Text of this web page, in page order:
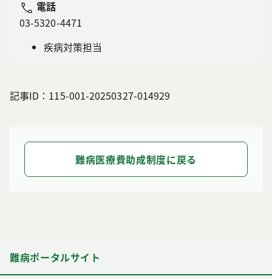
電話
03-5320-4471
疾病対策担当
記事ID：115-001-20250327-014929
難病医療費助成制度に戻る
難病ポータルサイト